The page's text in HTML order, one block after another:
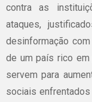
contra as
ataques,
desinformação
de um país rico
servem para
sociais enfrentados